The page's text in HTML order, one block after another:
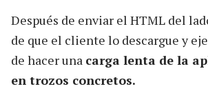
Después de enviar el HTML del
de que el cliente lo descargue y
de hacer una carga lenta de la
en trozos concretos.